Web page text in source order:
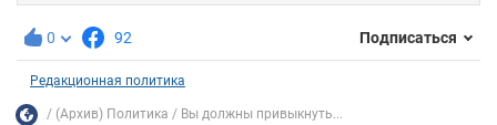
0 92 Подписаться
Редакционная политика
(Архив) Политика Вы должны привыкнуть...